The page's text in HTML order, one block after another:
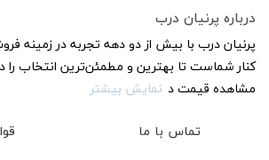
درباره پرنیان درب
پرنیان درب با بیش از دو دهه تجربه در زمینه
کنار شماست تا بهترین و مطمئن‌ترین انتخاب را
مشاهده قیمت د نمایش بیشتر
تماس با ما